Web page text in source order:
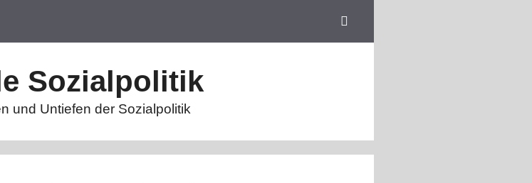
Sozialpolitik
und Untiefen der Sozialpolitik